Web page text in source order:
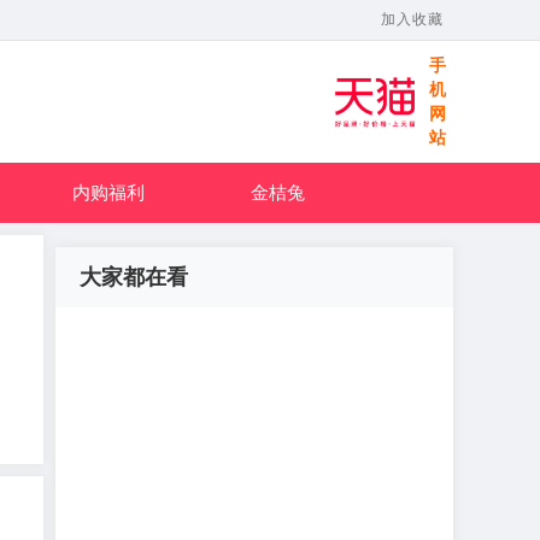
加入收藏
手
机
网
站
内购福利 金桔兔
大家都在看